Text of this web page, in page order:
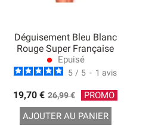
Déguisement Bleu Blanc
Rouge Super Française
lens Epuisé
5 / 5 - 1 avis
19,70 €Prix
de
base
26,99 €
PROMO
AJOUTER AU PANIER